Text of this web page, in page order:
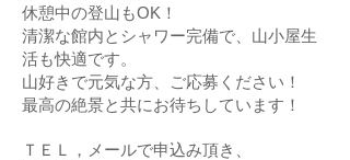
休憩中の登山もOK！
清潔な館内とシャワー完備で、山小屋生
活も快適です。
山好きで元気な方、ご応募ください！
最高の絶景と共にお待ちしています！
ＴＥＬ，メールで申込み頂き、